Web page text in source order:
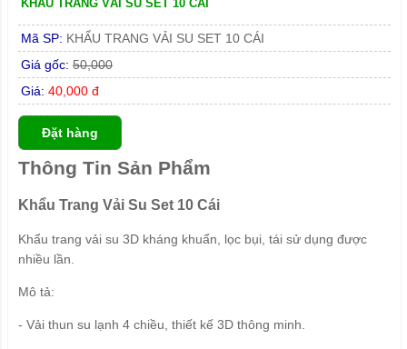
KHẨU TRANG VẢI SU SET 10 CÁI
Mã SP: KHẨU TRANG VẢI SU SET 10 CÁI
Giá gốc: 50,000
Giá: 40,000 đ
Đặt hàng
Thông Tin Sản Phẩm
Khẩu Trang Vải Su Set 10 Cái
Khẩu trang vải su 3D kháng khuẩn, lọc bụi, tái sử dụng được
nhiều lần.
Mô tả:
- Vải thun su lạnh 4 chiều, thiết kế 3D thông minh.